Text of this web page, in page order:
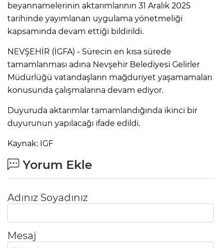
beyannamelerinin aktarımlarının 31 Aralık 2025
tarihinde yayımlanan uygulama yönetmeliği
kapsamında devam ettiği bildirildi.
NEVŞEHİR (İGFA) - Sürecin en kısa sürede
tamamlanması adına Nevşehir Belediyesi Gelirler
Müdürlüğü vatandaşların mağduriyet yaşamamaları
konusunda çalışmalarına devam ediyor.
Duyuruda aktarımlar tamamlandığında ikinci bir
duyurunun yapılacağı ifade edildi.
Kaynak: IGF
Yorum Ekle
Adınız Soyadınız
Mesaj